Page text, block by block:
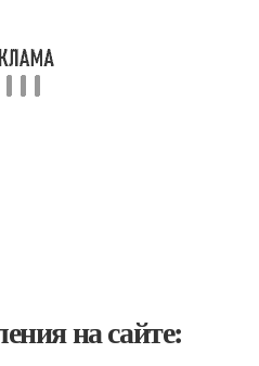
на сайте: